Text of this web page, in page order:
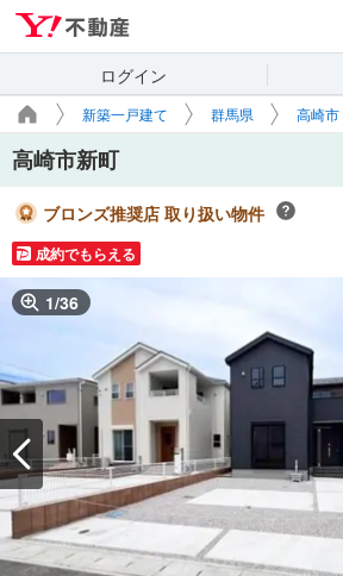
ログイン
新築一戸建て 群馬県 高崎市
高崎市新町
ブロンズ推奨店 取り扱い物件
成約でもらえる
1/36